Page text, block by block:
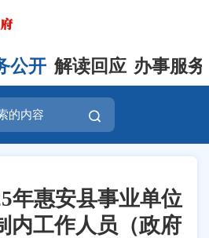
公开 解读回应 办事服务
年惠安县事业单位
内工作人员（政府